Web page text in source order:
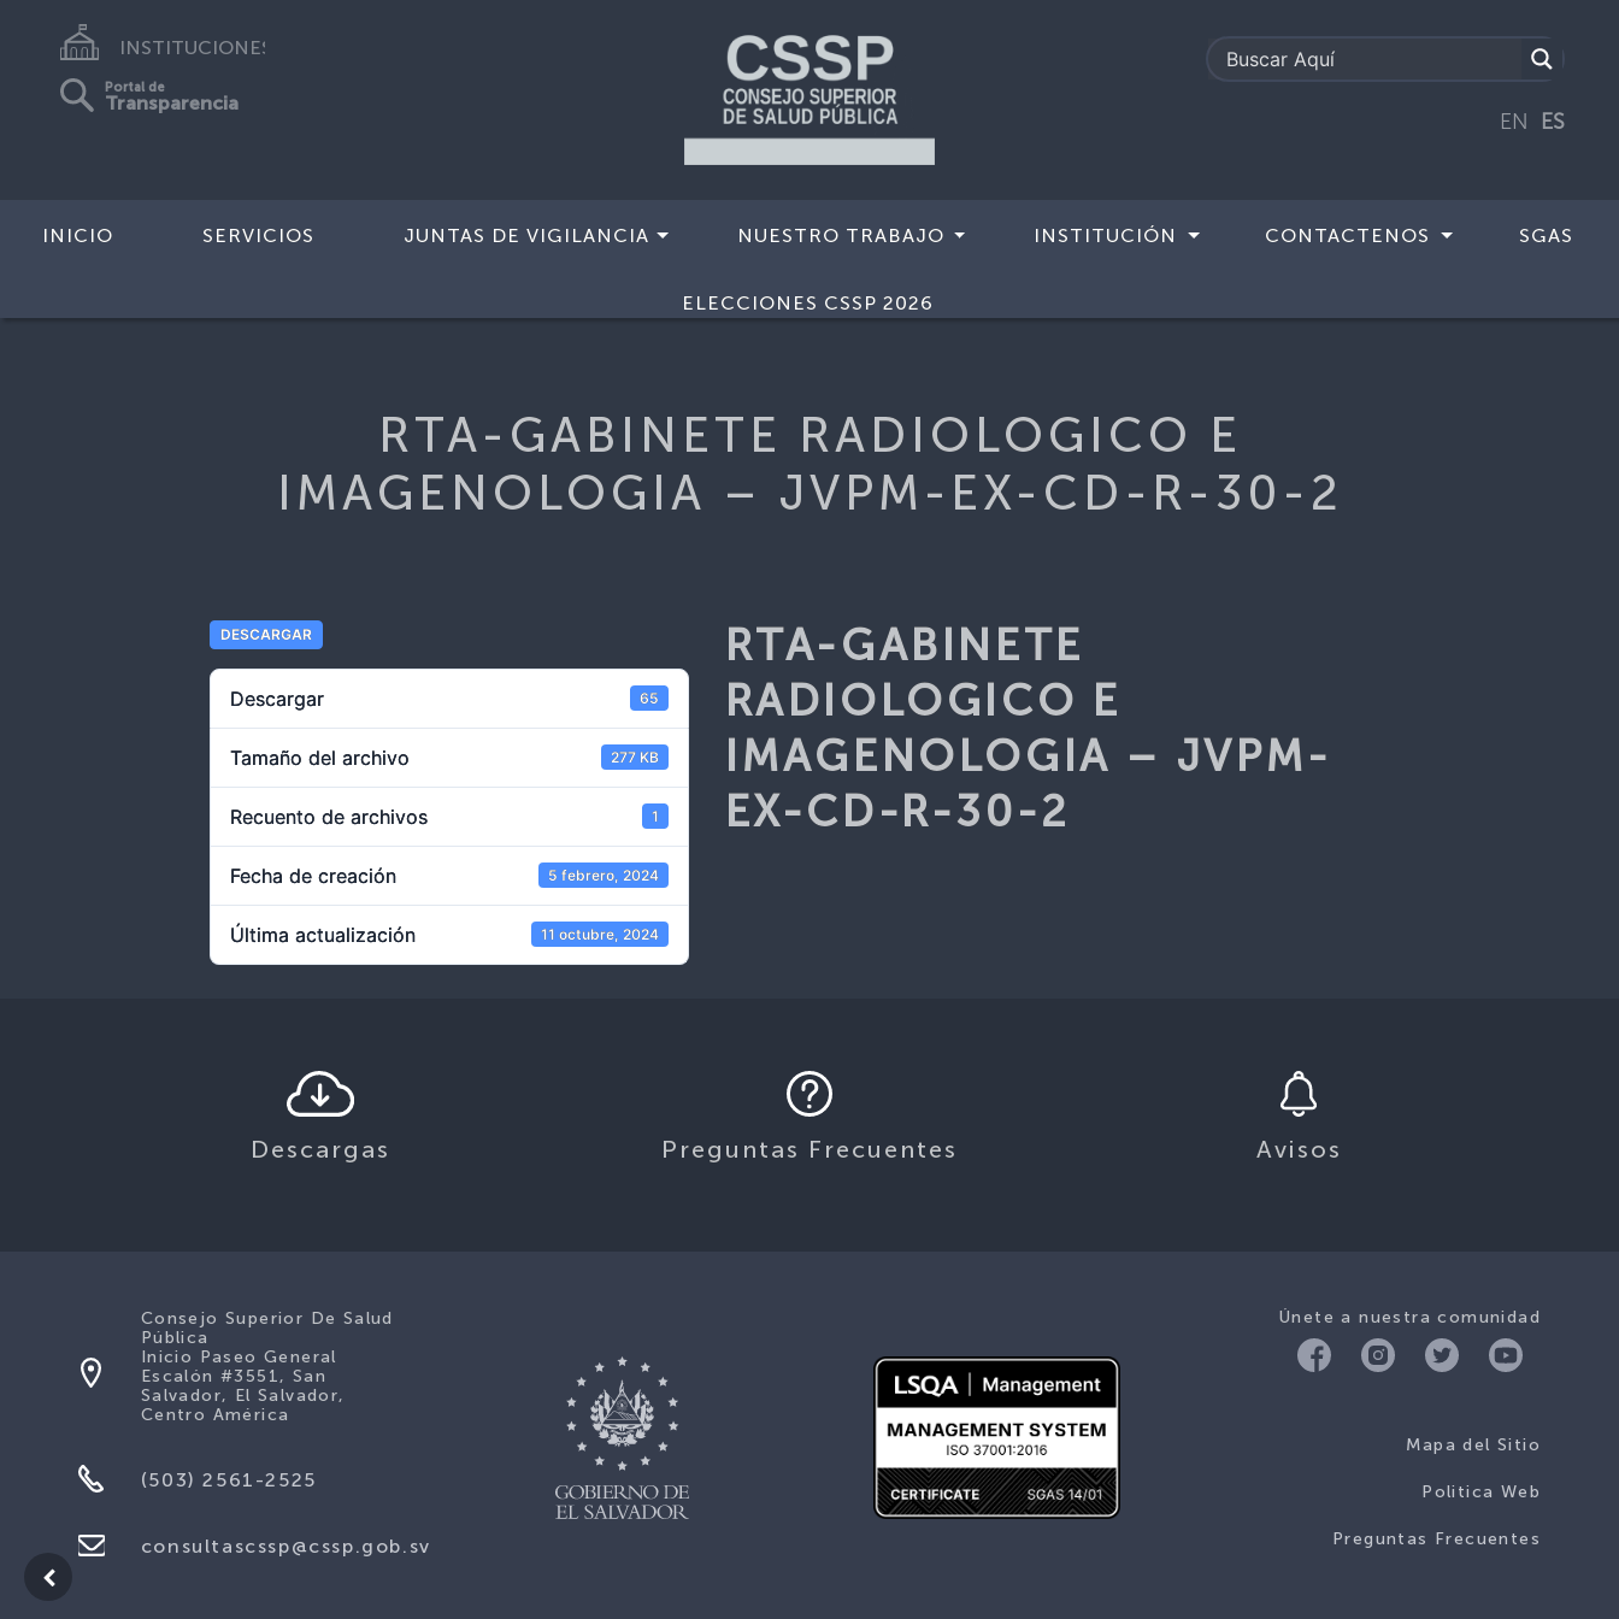
INSTITUCIONES
Portal de
Transparencia
EN ES
INICIO SERVICIOS JUNTAS DE VIGILANCIA NUESTRO TRABAJO INSTITUCIÓN CONTACTENOS SGAS
ELECCIONES CSSP 2026
RTA-GABINETE RADIOLOGICO E IMAGENOLOGIA – JVPM-EX-CD-R-30-2
RTA-GABINETE RADIOLOGICO E
IMAGENOLOGIA – JVPM-EX-CD-R-30-2
DESCARGAR
Descargar 65
Tamaño del archivo 277 KB
Recuento de archivos 1
Fecha de creación 5 febrero, 2024
Última actualización 11 octubre, 2024
RTA-GABINETE
RADIOLOGICO E
IMAGENOLOGIA – JVPM-
EX-CD-R-30-2
Descargas Preguntas Frecuentes Avisos
Únete a nuestra comunidad
Mapa del Sitio
Politica Web
Preguntas Frecuentes
Consejo Superior De Salud
Pública
Inicio Paseo General
Escalón #3551, San
Salvador, El Salvador,
Centro América
(503) 2561-2525
consultascssp@cssp.gob.sv